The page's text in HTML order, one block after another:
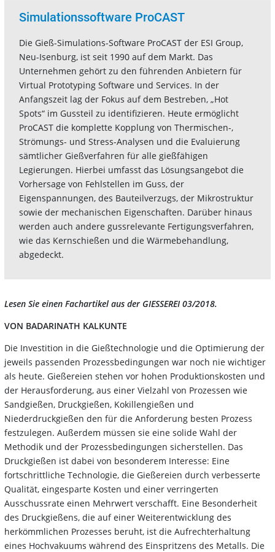
Simulationssoftware ProCAST
Die Gieß-Simulations-Software ProCAST der ESI Group,
Neu-Isenburg, ist seit 1990 auf dem Markt. Das
Unternehmen gehört zu den führenden Anbietern für
Virtual Prototyping Software und Services. In der
Anfangszeit lag der Fokus auf dem Bestreben, „Hot
Spots“ im Gussteil zu identifizieren. Heute ermöglicht
ProCAST die komplette Kopplung von Thermischen-,
Strömungs- und Stress-Analysen und die Evaluierung
sämtlicher Gießverfahren für alle gießfähigen
Legierungen. Hierbei umfasst das Lösungsangebot die
Vorhersage von Fehlstellen im Guss, der
Eigenspannungen, des Bauteilverzugs, der Mikrostruktur
sowie der mechanischen Eigenschaften. Darüber hinaus
werden auch andere gussrelevante Fertigungsverfahren,
wie das Kernschießen und die Wärmebehandlung,
abgedeckt.
Lesen Sie einen Fachartikel aus der GIESSEREI 03/2018.
VON BADARINATH KALKUNTE
Die Investition in die Gießtechnologie und die Optimierung der
jeweils passenden Prozessbedingungen war noch nie wichtiger
als heute. Gießereien stehen vor hohen Produktionskosten und
der Herausforderung, aus einer Vielzahl von Prozessen wie
Sandgießen, Druckgießen, Kokillengießen und
Niederdruckgießen den für die Anforderung besten Prozess
festzulegen. Außerdem müssen sie eine solide Wahl der
Methodik und der Prozessbedingungen sicherstellen. Das
Druckgießen ist dabei von besonderem Interesse: Eine
fortschrittliche Technologie, die Gießereien durch verbesserte
Qualität, eingesparte Kosten und einer verringerten
Ausschussrate einen Mehrwert verschafft. Eine Besonderheit
des Druckgießens, die auf einer Weiterentwicklung des
herkömmlichen Prozesses beruht, ist die Aufrechterhaltung
eines Hochvakuums während des Einspritzens des Metalls. Die